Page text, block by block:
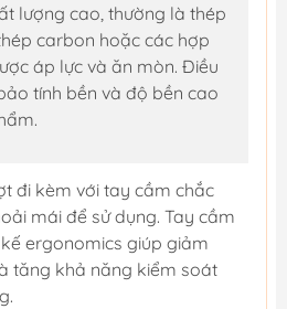
lượng cao, thường là thép
carbon hoặc các hợp
áp lực và ăn mòn. Điều
tính bền và độ bền cao
đi kèm với tay cầm chắc
mái để sử dụng. Tay cầm
ergonomics giúp giảm
tăng khả năng kiểm soát